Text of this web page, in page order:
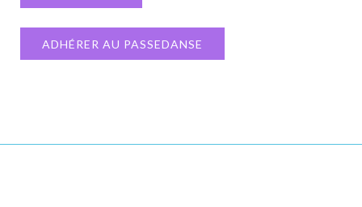
ADHÉRER AU PASSEDANSE